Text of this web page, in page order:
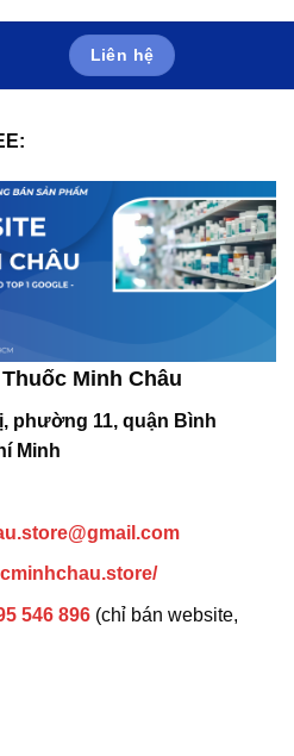
Liên hệ
Minh Châu
phường 11, quận Bình
Minh
546 896 (chỉ bán website,